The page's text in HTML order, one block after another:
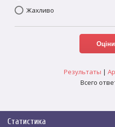
Жахливо
Результаты |
Всего
Статистика